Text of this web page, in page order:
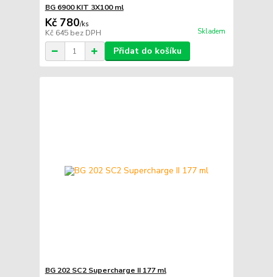
BG 6900 KIT 3X100 ml
Kč 780/ks
Kč 645 bez DPH Skladem
Přidat do košíku
BG 202 SC2 Supercharge II 177 ml